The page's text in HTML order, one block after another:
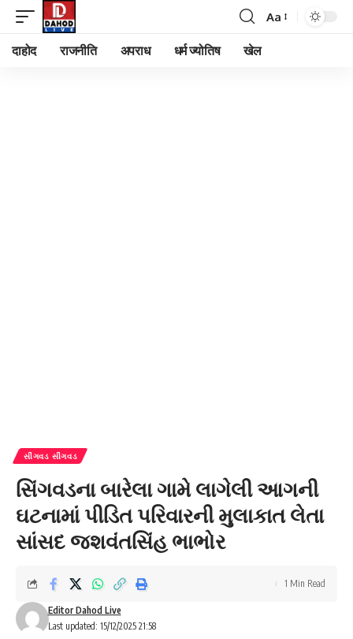
Font
Aa
दाहोद राजनीति अपराध धर्म ज्योतिष खेल
સીંગવડ સીંગવડ
સિંગવડના બારેલા ગામે લાગેલી આગની
ઘટનામાં પીડિત પરિવારની મુલાકાત લેતા
સાંસદ જશવંતસિંહ ભાભોર
Last updated: 15/12/2025 21:58
Editor Dahod Live
1 Min Read